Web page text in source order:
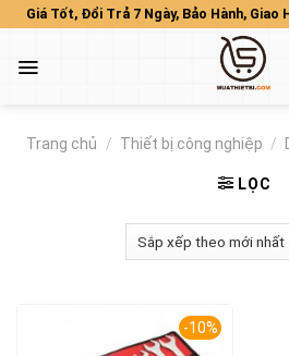
Skip
content
Giá Tốt, Đổi Trả 7 Ngày, Bảo Hành, Giao
Trang chủ / Thiết bị công nghiệp /
LỌC
-10%